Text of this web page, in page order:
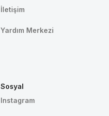
İletişim
Yardım Merkezi
Sosyal
Instagram